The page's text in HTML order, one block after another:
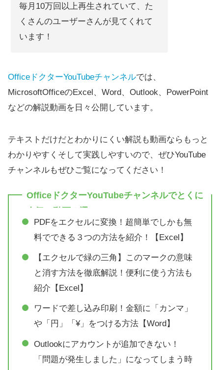
毎月10万回以上再生されていて、た
くさんのユーザーさんが見てくれて
います！
OfficeドクターYouTubeチャンネルでは、
MicrosoftOfficeのExcel、Word、Outlook、PowerPoint
などの解説動画を日々公開しています。
テキストだけだとわかりにくい解説も動画ならもっと
わかりやすくそして実践しやすいので、ぜひYouTube
チャンネルもぜひご覧になってください！
OfficeドクターYouTubeチャンネルでとくに
人気の動画５選
PDFをエクセルに変換！超簡単でしかも無
料でできる３つの方法を紹介！【Excel】
【エクセルで緑の三角】このマークの意味
と消す方法を徹底解説！便利に使う方法も
紹介【Excel】
ワードで差し込み印刷！金額に「カンマ」
や「円」「¥」をつける方法【Word】
Outlookにアカウントが追加できない！
「問題が発生しました」になってしまう時